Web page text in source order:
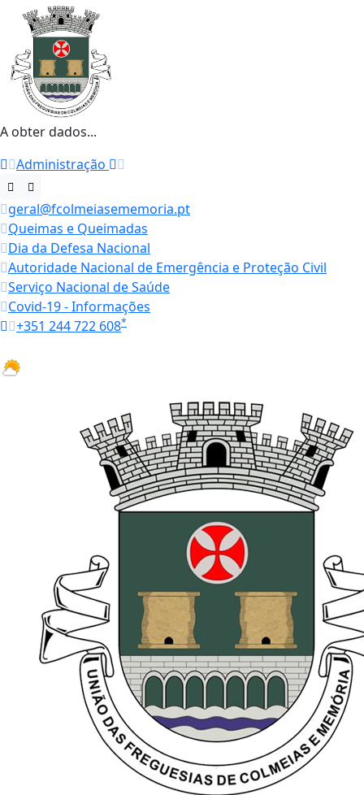
A obter dados...
Administração
geral@fcolmeiasememoria.pt
Queimas e Queimadas
Dia da Defesa Nacional
Autoridade Nacional de Emergência e Proteção Civil
Serviço Nacional de Saúde
Covid-19 - Informações
+351 244 722 608*